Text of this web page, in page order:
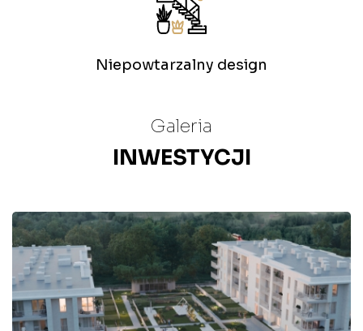
Niepowtarzalny design
Galeria
INWESTYCJI